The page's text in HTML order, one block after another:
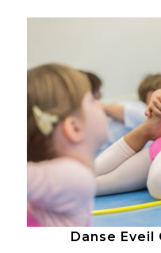
Danse Eveil